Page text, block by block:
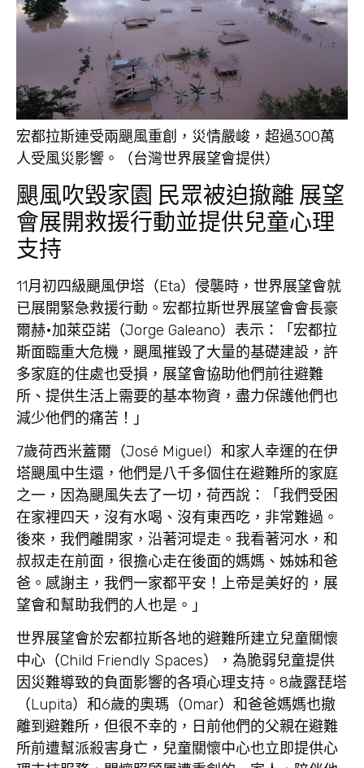
宏都拉斯連受兩颶風重創，災情嚴峻，超過300萬
人受風災影響。（台灣世界展望會提供）
颶風吹毀家園 民眾被迫撤離 展望
會展開救援行動並提供兒童心理
支持
11月初四級颶風伊塔（Eta）侵襲時，世界展望會就
已展開緊急救援行動。宏都拉斯世界展望會會長豪
爾赫•加萊亞諾（Jorge Galeano）表示：「宏都拉
斯面臨重大危機，颶風摧毀了大量的基礎建設，許
多家庭的住處也受損，展望會協助他們前往避難
所、提供生活上需要的基本物資，盡力保護他們也
減少他們的痛苦！」
7歲荷西米蓋爾（José Miguel）和家人幸運的在伊
塔颶風中生還，他們是八千多個住在避難所的家庭
之一，因為颶風失去了一切，荷西說：「我們受困
在家裡四天，沒有水喝、沒有東西吃，非常難過。
後來，我們離開家，沿著河堤走。我看著河水，和
叔叔走在前面，很擔心走在後面的媽媽、姊姊和爸
爸。感謝主，我們一家都平安！上帝是美好的，展
望會和幫助我們的人也是。」
世界展望會於宏都拉斯各地的避難所建立兒童關懷
中心（Child Friendly Spaces），為脆弱兒童提供
因災難導致的負面影響的各項心理支持。8歲露琵塔
（Lupita）和6歲的奧瑪（Omar）和爸爸媽媽也撤
離到避難所，但很不幸的，日前他們的父親在避難
所前遭幫派殺害身亡，兒童關懷中心也立即提供心